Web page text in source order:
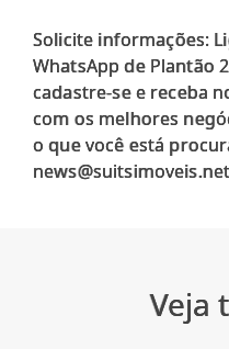
Solicite informações:
WhatsApp de Plantão
cadastre-se e receba
com os melhores
o que você está
Veja